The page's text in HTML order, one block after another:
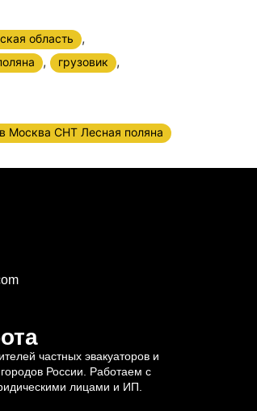
область ,
, грузовик ,
Москва СНТ Лесная поляна
частных эвакуаторов и
России. Работаем с
лицами и ИП.